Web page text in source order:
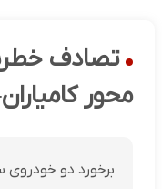
تصادف
محور